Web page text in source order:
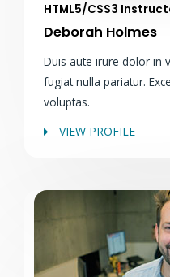
HTML5/CSS3
Deborah Holmes
Duis aute irure dolor in
fugiat nulla pariatur.
voluptas.
VIEW PROFILE